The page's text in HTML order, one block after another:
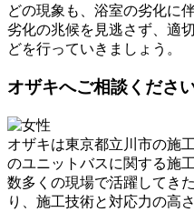
どの現象も、浴室の劣化に
劣化の兆候を見逃さず、適
どを行っていきましょう。
オザキへご相談くださ
オザキは東京都立川市の施
のユニットバスに関する施
数多くの現場で活躍してき
り、施工技術と対応力の高